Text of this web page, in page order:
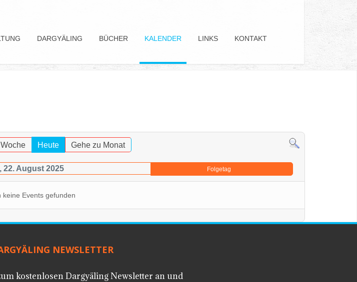
DARGYÄLING BÜCHER KALENDER LINKS KONTAKT
Heute Gehe zu Monat
22. August 2025 Folgetag
keine Events gefunden
NEWSLETTER
kostenlosen Dargyäling Newsletter an und